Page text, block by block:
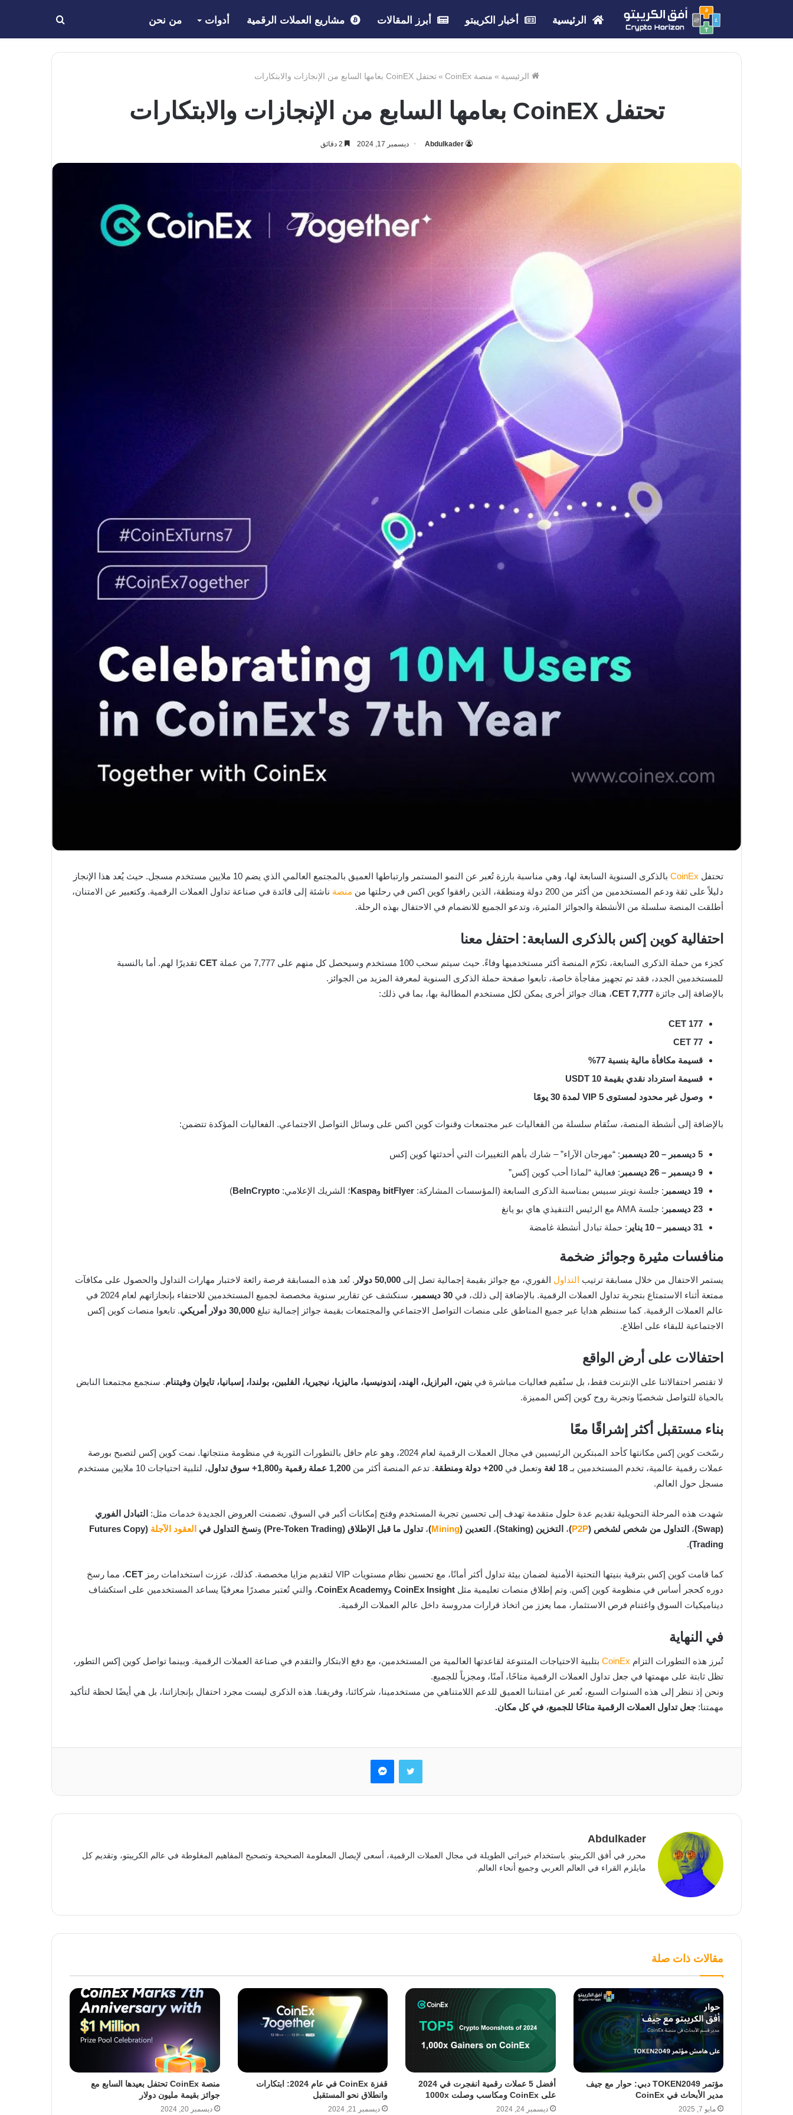
الرئيسية أخبار الكريبتو أبرز المقالات مشاريع العملات الرقمية أدوات من نحن بحث
عن
الرئيسية » منصة CoinEx » تحتفل CoinEX بعامها السابع من الإنجازات والابتكارات
تحتفل CoinEX بعامها السابع من الإنجازات والابتكارات
Abdulkader ديسمبر 17, 2024
تحتفل CoinEx
بالذكرى السنوية السابعة لها، وهي مناسبة بارزة تُعبر عن النمو المستمر وارتباطها العميق بالمجتمع العالمي الذي يضم 10 ملايين مستخدم مسجل. حيث يُعد هذا الإنجاز
دليلاً على ثقة ودعم المستخدمين من أكثر من 200 دولة ومنطقة، الذين رافقوا كوين اكس في رحلتها من
منصة ناشئة إلى قائدة في صناعة تداول العملات الرقمية. وكتعبير عن الامتنان،
أطلقت المنصة سلسلة من الأنشطة والجوائز المثيرة، وتدعو الجميع للانضمام في الاحتفال بهذه الرحلة.
احتفالية كوين إكس بالذكرى السابعة: احتفل معنا
كجزء من حملة الذكرى السابعة، تكرّم المنصة أكثر مستخدميها وفاءً. حيث سيتم سحب 100 مستخدم وسيحصل كل منهم على 7,777 من عملة CET تقديرًا لهم. أما بالنسبة
للمستخدمين الجدد، فقد تم تجهيز مفاجأة خاصة، تابعوا صفحة حملة الذكرى السنوية لمعرفة المزيد من الجوائز.
بالإضافة إلى جائزة 7,777 CET ، هناك جوائز أخرى يمكن لكل مستخدم المطالبة بها، بما في ذلك:
177 CET
77 CET
قسيمة مكافأة مالية بنسبة 77%
قسيمة استرداد نقدي بقيمة 10 USDT
وصول غير محدود لمستوى VIP 5 لمدة 30 يومًا
بالإضافة إلى أنشطة المنصة، ستُقام سلسلة من الفعاليات عبر مجتمعات وقنوات كوين اكس على وسائل التواصل الاجتماعي. الفعاليات المؤكدة تتضمن:
5 ديسمبر – 20 ديسمبر
: “مهرجان الآراء” – شارك بأهم التغييرات التي أحدثتها كوين إكس
9 ديسمبر – 26 ديسمبر
: فعالية “لماذا أحب كوين إكس”
19 ديسمبر
: جلسة تويتر سبيس بمناسبة الذكرى السابعة (المؤسسات المشاركة: bitFlyer وKaspa؛ الشريك الإعلامي: BeInCrypto
)
23 ديسمبر
: جلسة AMA مع الرئيس التنفيذي هاي بو يانغ
31 ديسمبر – 10 يناير
: حملة تبادل أنشطة غامضة
منافسات مثيرة وجوائز ضخمة
يستمر الاحتفال من خلال مسابقة ترتيب التداول الفوري، مع جوائز بقيمة إجمالية تصل إلى 50,000 دولار
. تُعد هذه المسابقة فرصة رائعة لاختبار مهارات التداول والحصول على مكافآت
ممتعة أثناء الاستمتاع بتجربة تداول العملات الرقمية. بالإضافة إلى ذلك، في 30 ديسمبر
، سنكشف عن تقارير سنوية مخصصة لجميع المستخدمين للاحتفاء بإنجازاتهم لعام 2024 في
عالم العملات الرقمية. كما سننظم هدايا عبر جميع المناطق على منصات التواصل الاجتماعي والمجتمعات بقيمة جوائز إجمالية تبلغ 30,000 دولار أمريكي
. تابعوا منصات كوين إكس
الاجتماعية للبقاء على اطلاع.
احتفالات على أرض الواقع
لا تقتصر احتفالاتنا على الإنترنت فقط، بل سنُقيم فعاليات مباشرة في بنين، البرازيل، الهند، إندونيسيا، ماليزيا، نيجيريا، الفلبين، بولندا، إسبانيا، تايوان وفيتنام. سنجمع مجتمعنا النابض
بالحياة للتواصل شخصيًا وتجربة روح كوين إكس المميزة.
بناء مستقبل أكثر إشراقًا معًا
رسّخت كوين إكس مكانتها كأحد المبتكرين الرئيسيين في مجال العملات الرقمية لعام 2024، وهو عام حافل بالتطورات الثورية في منظومة منتجاتها. نمت كوين إكس لتصبح بورصة
عملات رقمية عالمية، تخدم المستخدمين بـ 18 لغة وتعمل في 200+ دولة ومنطقة . تدعم المنصة أكثر من 1,200 عملة رقمية و1,800+ سوق تداول
، لتلبية احتياجات 10 ملايين مستخدم
مسجل حول العالم.
شهدت هذه المرحلة التحويلية تقديم عدة حلول متقدمة تهدف إلى تحسين تجربة المستخدم وفتح إمكانات أكبر في السوق. تضمنت العروض الجديدة خدمات مثل: التبادل الفوري
(Swap)
، التداول من شخص لشخص (P2P
)، التخزين (Staking) ، التعدين (Mining
)،تداول ما قبل الإطلاق (Pre-Token Trading) ونسخ التداول في العقود الآجلة (Futures Copy
Trading)
.
كما قامت كوين إكس بترقية بنيتها التحتية الأمنية لضمان بيئة تداول أكثر أمانًا، مع تحسين نظام مستويات VIP لتقديم مزايا مخصصة. كذلك، عززت استخدامات رمز CET، مما رسخ
دوره كحجر أساس في منظومة كوين إكس. وتم إطلاق منصات تعليمية مثل CoinEx Insight وCoinEx Academy، والتي تُعتبر مصدرًا معرفيًا يساعد المستخدمين على استكشاف
ديناميكيات السوق واغتنام فرص الاستثمار، مما يعزز من اتخاذ قرارات مدروسة داخل عالم العملات الرقمية.
في النهاية
تُبرز هذه التطورات التزام CoinEx بتلبية الاحتياجات المتنوعة لقاعدتها العالمية من المستخدمين، مع دفع الابتكار والتقدم في صناعة العملات الرقمية. وبينما تواصل كوين إكس التطور،
تظل ثابتة على مهمتها في جعل تداول العملات الرقمية متاحًا، آمنًا، ومجزياً للجميع.
ونحن إذ ننظر إلى هذه السنوات السبع، نُعبر عن امتناننا العميق للدعم اللامتناهي من مستخدمينا، شركائنا، وفريقنا. هذه الذكرى ليست مجرد احتفال بإنجازاتنا، بل هي أيضًا لحظة لتأكيد
مهمتنا: جعل تداول العملات الرقمية متاحًا للجميع، في كل مكان.
تويتر ماسنجر
Abdulkader
محرر في أفق الكريبتو. باستخدام خبراتي الطويلة في مجال العملات الرقمية، أسعى لإيصال المعلومة الصحيحة وتصحيح المفاهيم المغلوطة في عالم الكريبتو، وتقديم كل
مايلزم القراء في العالم العربي وجميع أنحاء العالم.
مقالات ذات صلة
مؤتمر TOKEN2049 دبي: حوار مع جيف
مدير الأبحاث في CoinEx
مايو 7, 2025
أفضل 5 عملات رقمية انفجرت في 2024
على CoinEx ومكاسب وصلت 1000x
ديسمبر 24, 2024
قفزة CoinEx في عام 2024: ابتكارات
وانطلاق نحو المستقبل
ديسمبر 21, 2024
منصة CoinEx تحتفل بعيدها السابع مع
جوائز بقيمة مليون دولار
ديسمبر 20, 2024